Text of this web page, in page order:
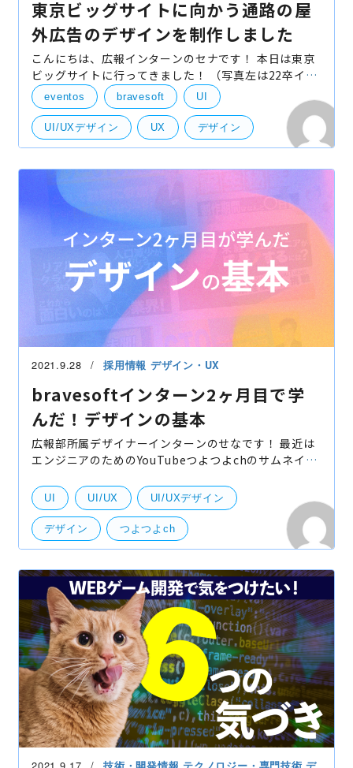
東京ビッグサイトに向かう通路の屋
外広告のデザインを制作しました
こんにちは、広報インターンのセナです！ 本日は東京
ビッグサイトに行ってきました！ （写真左は22卒イン
ターンのオンちゃん） なんで東京ビッグサイトに来て
みたかというと… 実は、東京ビッグサイトがある国際
eventos bravesoft UI
UI/UXデザイン UX デザイン
社外イベント UI・UXデザイン
2021.9.28 採用情報 デザイン・UX
bravesoftインターン2ヶ月目で学
んだ！デザインの基本
広報部所属デザイナーインターンのせなです！ 最近は
エンジニアのためのYouTubeつよつよchのサムネイル
フィードバックをもらったYouTubeのサムネイルをご
紹介し
UI UI/UX UI/UXデザイン
デザイン つよつよch